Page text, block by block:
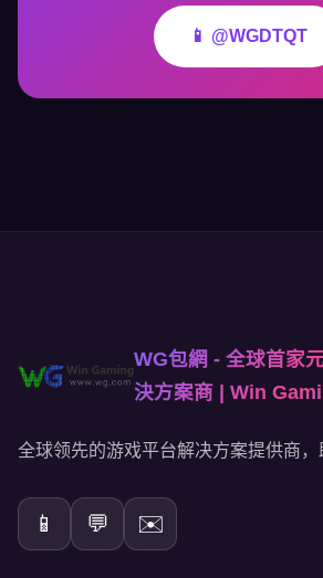
📱 @WGDTQT
WG包網 - 全球首家
決方案商 | Win
全球领先的游戏平台解决方案提供商，
📱 💬 ✉️